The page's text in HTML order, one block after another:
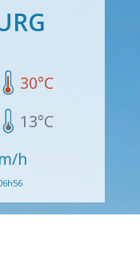
30°C
13°C
h